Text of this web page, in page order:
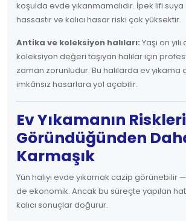
koşulda evde yıkanmamalıdır. İpek lifi
hassastır ve kalıcı hasar riski çok yüksektir.
Antika ve koleksiyon halıları: Yaşı on
koleksiyon değeri taşıyan halılar için
zaman zorunludur. Bu halılarda ev
imkânsız hasarlara yol açabilir.
Ev Yıkamanın
Göründüğünden
Karmaşık
Yün halıyı evde yıkamak cazip görünebilir
de ekonomik. Ancak bu süreçte yapılan
kalıcı sonuçlar doğurur.